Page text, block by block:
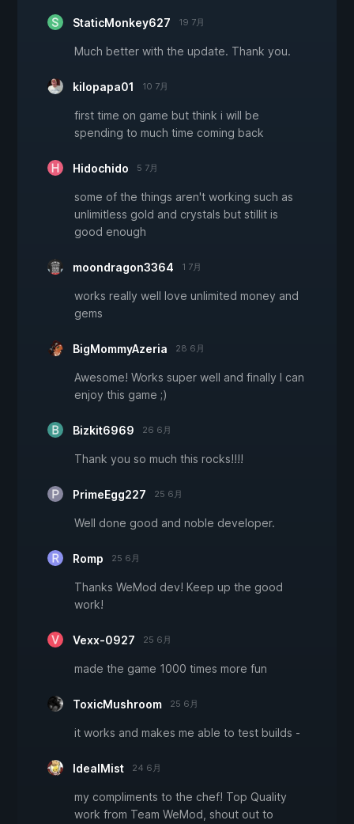
StaticMonkey627 19 7月
Much better with the update. Thank you.
kilopapa01 10 7月
first time on game but think i will be
spending to much time coming back
Hidochido 5 7月
some of the things aren't working such as
unlimitless gold and crystals but stillit is
good enough
moondragon3364 1 7月
works really well love unlimited money and
gems
BigMommyAzeria 28 6月
Awesome! Works super well and finally I can
enjoy this game ;)
Bizkit6969 26 6月
Thank you so much this rocks!!!!
PrimeEgg227 25 6月
Well done good and noble developer.
Romp 25 6月
Thanks WeMod dev! Keep up the good
work!
Vexx-0927 25 6月
made the game 1000 times more fun
ToxicMushroom 25 6月
it works and makes me able to test builds -
IdealMist 24 6月
my compliments to the chef! Top Quality
work from Team WeMod, shout out to